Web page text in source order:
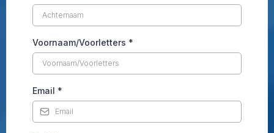
Voornaam/Voorletters *
Email *